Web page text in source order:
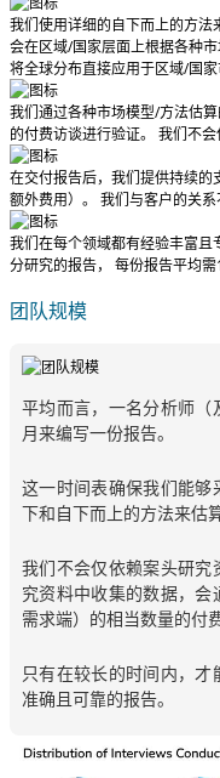
我们使用详细的自下而上的方
会在区域/国家层面上根据各种
将全球分布直接应用于区域/国
我们通过各种市场模型/方法估
的付费访谈进行验证。 我们不会
在交付报告后，我们提供持续
额外费用）。 我们与客户的关系
我们在每个领域都有经验丰富
分研究的报告， 每份报告平均
团队规模
平均而言，一名分析师
月来编写一份报告。
这一时间表确保我们能
下和自下而上的方法来估
我们不会仅依赖案头研
究资料中收集的数据，
需求端）的相当数量的付
只有在较长的时间内，
准确且可靠的报告。